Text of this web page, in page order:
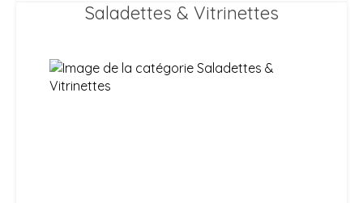
Saladettes & Vitrinettes